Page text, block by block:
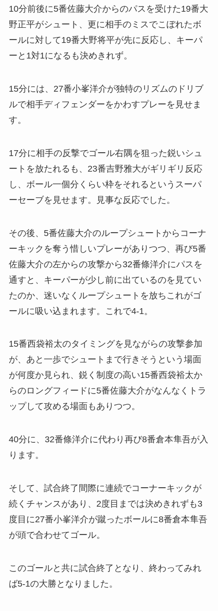
10分前後に5番佐藤大介からのパスを受けた19番大
野正平がシュート、更に相手のミスでこぼれたボ
ールに対して19番大野将平が先に反応し、キーパ
ーと1対1になるも決めきれず。
15分には、27番小峯洋介が独特のリズムのドリブ
ルで相手ディフェンダーをかわすプレーを見せま
す。
17分に相手の反撃でゴール右隅を狙った鋭いシュ
ートを放たれるも、23番吉野雅大がギリギリ反応
し、ボール一個分くらい枠をそれるというスーパ
ーセーブを見せます。見事な反応でした。
その後、5番佐藤大介のループシュートからコーナ
ーキックを奪う惜しいプレーがありつつ、再び5番
佐藤大介の左からの攻撃から32番條洋介にパスを
通すと、キーパーが少し前に出ているのを見てい
たのか、迷いなくループシュートを放ちこれがゴ
ールに吸い込まれます。これで4-1。
15番西袋裕太のタイミングを見ながらの攻撃参加
が、あと一歩でシュートまで行きそうという場面
が何度か見られ、鋭く制度の高い15番西袋裕太か
らのロングフィードに5番佐藤大介がなんなくトラ
ップして攻める場面もありつつ。
40分に、32番條洋介に代わり再び8番倉本隼吾が入
ります。
そして、試合終了間際に連続でコーナーキックが
続くチャンスがあり、2度目までは決めきれずも3
度目に27番小峯洋介が蹴ったボールに8番倉本隼吾
が頭で合わせてゴール。
このゴールと共に試合終了となり、終わってみれ
ば5-1の大勝となりました。